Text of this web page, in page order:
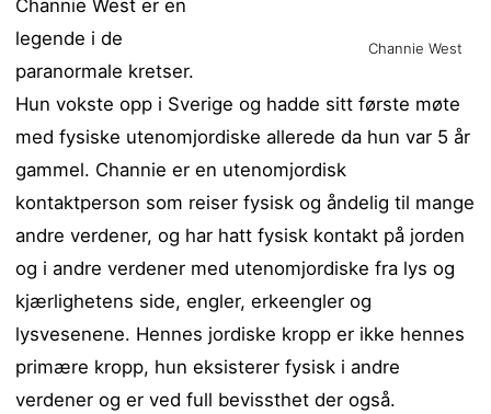
Channie West
Channie West er en
legende i de
paranormale kretser.
Hun vokste opp i Sverige og hadde sitt første møte
med fysiske utenomjordiske allerede da hun var 5 år
gammel. Channie er en utenomjordisk
kontaktperson som reiser fysisk og åndelig til mange
andre verdener, og har hatt fysisk kontakt på jorden
og i andre verdener med utenomjordiske fra lys og
kjærlighetens side, engler, erkeengler og
lysvesenene. Hennes jordiske kropp er ikke hennes
primære kropp, hun eksisterer fysisk i andre
verdener og er ved full bevissthet der også.